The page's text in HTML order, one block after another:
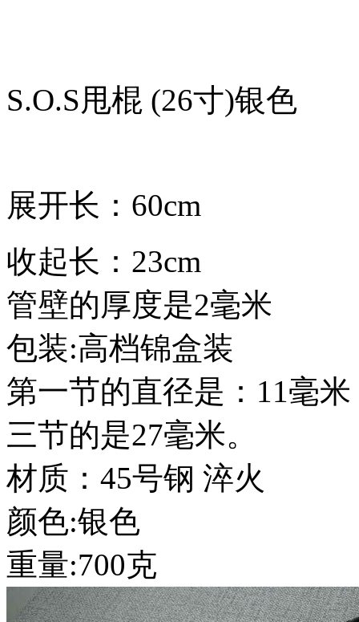
S.O.S甩棍 (26寸)银色
展开长：60cm
收起长：23cm
管壁的厚度是2毫米
包装:高档锦盒装
第一节的直径是：11毫
三节的是27毫米。
材质：45号钢 淬火
颜色:银色
重量:700克